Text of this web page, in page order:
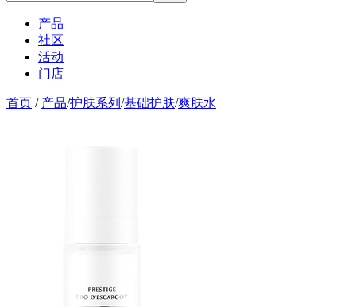
产品
社区
活动
门店
首页 / 产品/护肤系列 /基础护肤/爽肤水